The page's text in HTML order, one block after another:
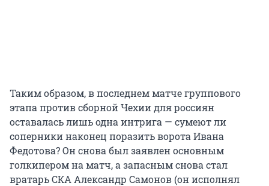
Таким образом, в последнем матче группового
этапа против сборной Чехии для россиян
оставалась лишь одна интрига — сумеют ли
соперники наконец поразить ворота Ивана
Федотова? Он снова был заявлен основным
голкипером на матч, а запасным снова стал
вратарь СКА Александр Самонов (он исполнял